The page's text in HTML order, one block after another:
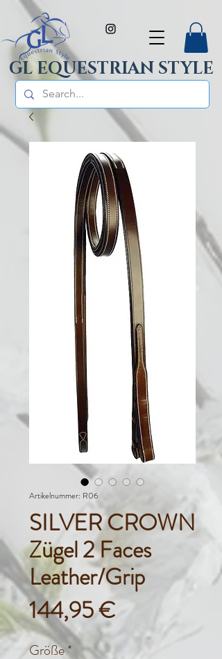
GL EQUESTRIAN STYLE
Artikelnummer: R06
SILVER CROWN
Zügel 2 Faces
Leather/Grip
144,95 €Preis
Größe*